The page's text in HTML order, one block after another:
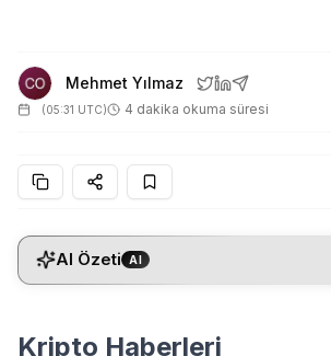
Mehmet Yılmaz
(05:31 UTC) 4 dakika okuma süresi
AI Özeti AI
Kripto Haberleri